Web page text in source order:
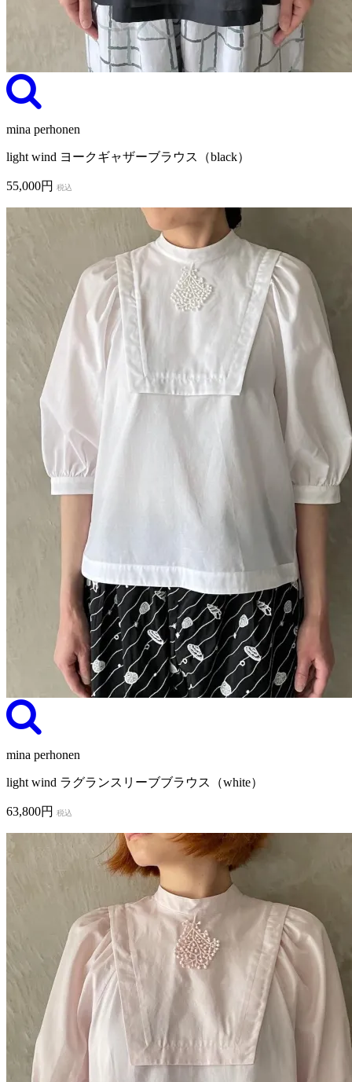
mina perhonen
light wind ヨークギャザーブラウス（black）
55,000円 税込
mina perhonen
light wind ラグランスリーブブラウス（white）
63,800円 税込